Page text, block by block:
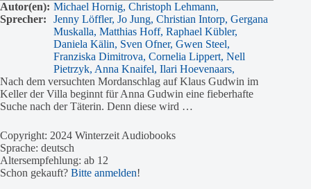
Autor(en): Michael Hornig, Christoph Lehmann,
Sprecher:
Jenny Löffler, Jo Jung, Christian Intorp, Gergana
Muskalla, Matthias Hoff, Raphael Kübler,
Daniela Kälin, Sven Ofner, Gwen Steel,
Franziska Dimitrova, Cornelia Lippert, Nell
Pietrzyk, Anna Knaifel, Ilari Hoevenaars,
Nach dem versuchten Mordanschlag auf Klaus Gudwin im
Keller der Villa beginnt für Anna Gudwin eine fieberhafte
Suche nach der Täterin. Denn diese wird …
Copyright: 2024 Winterzeit Audiobooks
Sprache: deutsch
Altersempfehlung: ab 12
Schon gekauft? Bitte anmelden!